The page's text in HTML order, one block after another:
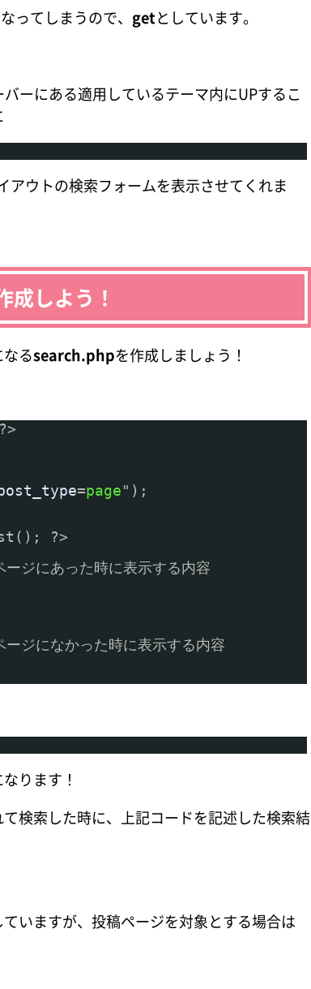
ってしまうので、 getとしています。
ーにある適用しているテーマ内にUPするこ
ウトの検索フォームを表示させてくれま
しよう！
るsearch.phpを作成しましょう！
=page");
?>
ジにあった時に表示する内容
ジになかった時に表示する内容
ります！
検索した時に、上記コードを記述した検索結
いますが、投稿ページを対象とする場合は